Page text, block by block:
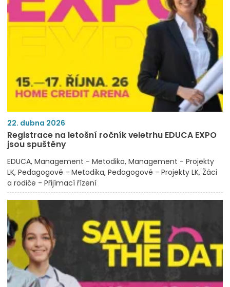
22. dubna 2026
Registrace na letošní ročník veletrhu EDUCA EXPO
jsou spuštěny
EDUCA Management - Metodika Management - Projekty
LK Pedagogové - Metodika Pedagogové - Projekty LK Žáci
a rodiče - Přijímací řízení